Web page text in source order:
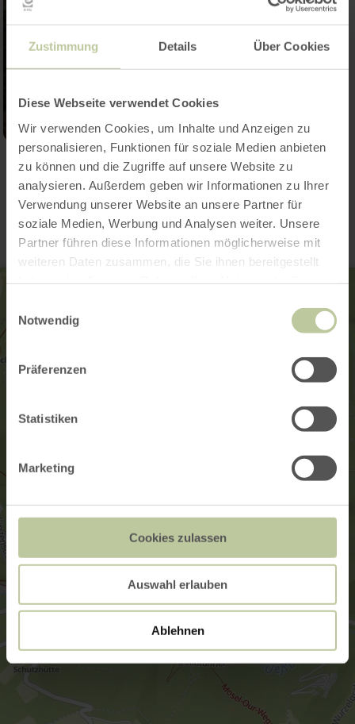
Zustimmung Details Über Cookies
Diese Webseite verwendet Cookies
Wir verwenden Cookies, um Inhalte und Anzeigen zu
personalisieren, Funktionen für soziale Medien anbieten
zu können und die Zugriffe auf unsere Website zu
analysieren. Außerdem geben wir Informationen zu Ihrer
Verwendung unserer Website an unsere Partner für
soziale Medien, Werbung und Analysen weiter. Unsere
Partner führen diese Informationen möglicherweise mit
weiteren Daten zusammen, die Sie ihnen bereitgestellt
Notwendig
Präferenzen
Statistiken
Marketing
Cookies zulassen
Auswahl erlauben
Ablehnen
Contact